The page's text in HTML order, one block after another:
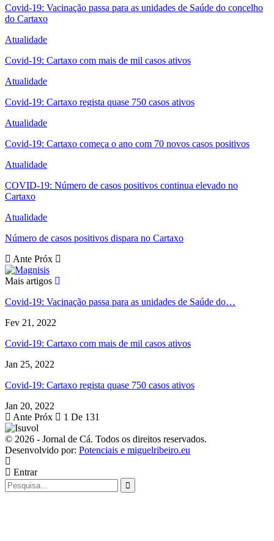
Covid-19: Vacinação passa para as unidades de Saúde do concelho
do Cartaxo
Atualidade
Covid-19: Cartaxo com mais de mil casos ativos
Atualidade
Covid-19: Cartaxo regista quase 750 casos ativos
Atualidade
Covid-19: Cartaxo começa o ano com 70 novos casos positivos
Atualidade
COVID-19: Número de casos positivos continua elevado no
Cartaxo
Atualidade
Número de casos positivos dispara no Cartaxo
Ante Próx
Mais artigos
Covid-19: Vacinação passa para as unidades de Saúde do…
Fev 21, 2022
Covid-19: Cartaxo com mais de mil casos ativos
Jan 25, 2022
Covid-19: Cartaxo regista quase 750 casos ativos
Jan 20, 2022
Ante Próx 1 De 131
© 2026 - Jornal de Cá. Todos os direitos reservados.
Desenvolvido por: Potenciais e miguelribeiro.eu
Entrar